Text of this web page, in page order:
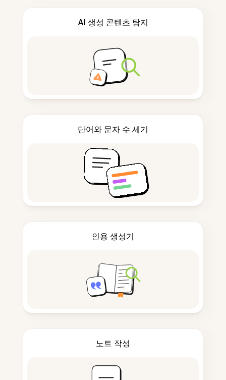
AI 생성 콘텐츠 탐지
단어와 문자 수 세기
인용 생성기
노트 작성